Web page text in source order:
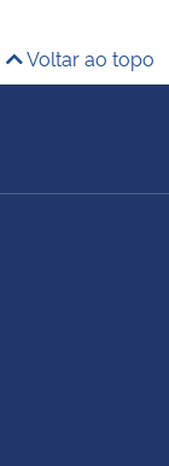
Voltar ao topo